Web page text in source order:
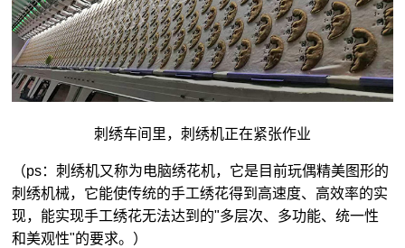
刺绣车间里，刺绣机正在紧张作业
（ps：刺绣机又称为电脑绣花机，它是目前玩偶精美图形的
刺绣机械，它能使传统的手工绣花得到高速度、高效率的实
现，能实现手工绣花无法达到的"多层次、多功能、统一性
和美观性"的要求。）